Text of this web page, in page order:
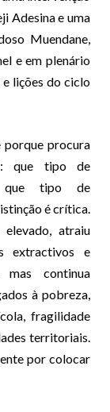
Adesina e uma
Muendane,
e em plenário
lições do ciclo
procura
que tipo de
que tipo de
é crítica.
atraiu
extractivos e
mas continua
à pobreza,
fragilidade
territoriais.
por colocar